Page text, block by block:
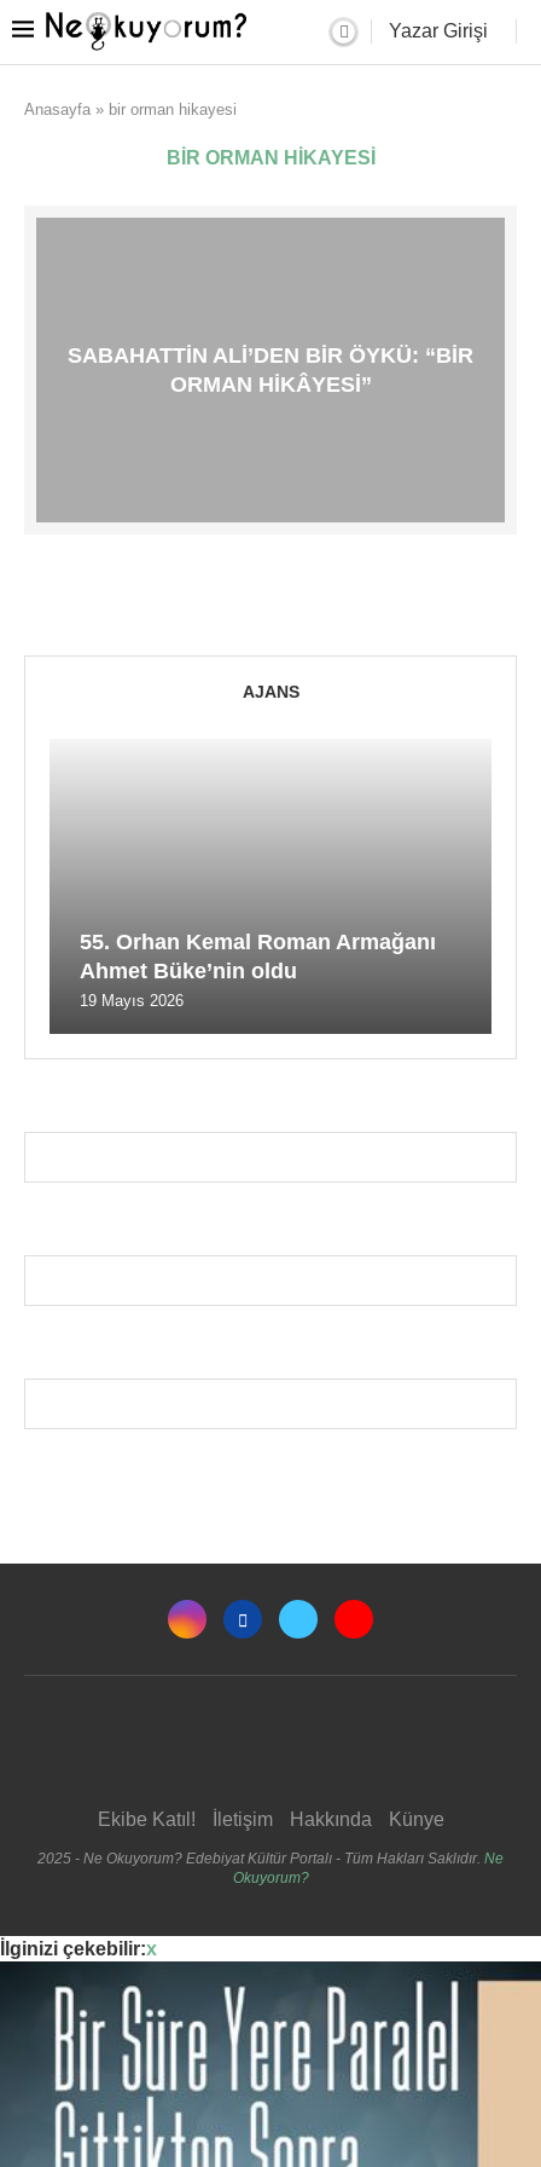
Yazar Girişi
Anasayfa » bir orman hikayesi
BIR ORMAN HIKAYESI
SABAHATTIN ALI’DEN BIR ÖYKÜ: “BIR
ORMAN HIKÂYESI”
AJANS
55. Orhan Kemal Roman Armağanı
Ahmet Büke’nin oldu
19 Mayıs 2026
Ekibe Katıl! İletişim Hakkında Künye
2025 - Ne Okuyorum? Edebiyat Kültür Portalı - Tüm Hakları Saklıdır. Ne
Okuyorum?
İlginizi çekebilir:x